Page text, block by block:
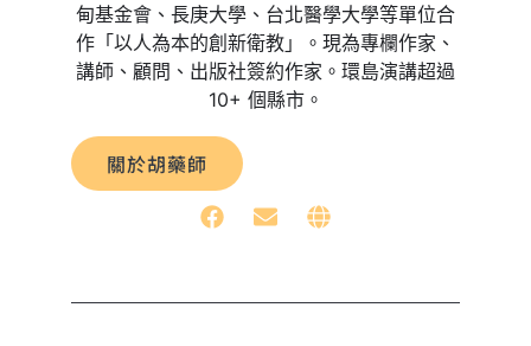
甸基金會、長庚大學、台北醫學大學等單位合
作「以人為本的創新衛教」。現為專欄作家、
講師、顧問、出版社簽約作家。環島演講超過
10+ 個縣市。
關於胡藥師